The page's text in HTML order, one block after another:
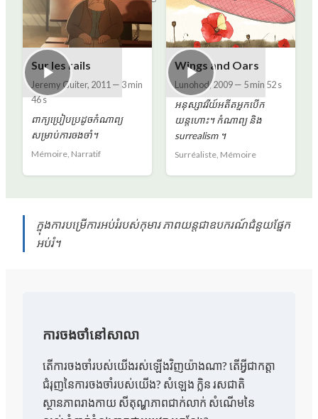
Sur les rails
Jeremy Guiter, 2011 — 3 min
46 s
ពាក្យប្រៀបប្រដូចកំណាព្យ
សម្រាប់ការចងចាំ។
Mémoire, Narratif
Wings and Oars
Lunohod,2009— 5 min 52 s
អនុស្សាវរីយ៍អតីតអ្នកបើក
យន្តហោះ។ កំណាព្យ និង
surrealism ។
Surréaliste, Mémoire
ក្នុងការបម្រើការអប់រំរបស់កុមារ ភាពយន្តជាឧបករណ៍ជំនួយផ្នែក
អប់រំ។
ការចងចាំនៅសាលា
តើ​ការ​ចង​ចាំ​របស់​យើង​រស់​ឡើង​វិញ​យ៉ាង​ណា? តើអ្វីជាកត្តា
ជំរុញនៃការចងចាំរបស់យើង? សំឡេង ក្លិន រសជាតិ
ស្ថានភាពរាងកាយ សីតុណ្ហភាពជាក់លាក់ សំណើមនៃ